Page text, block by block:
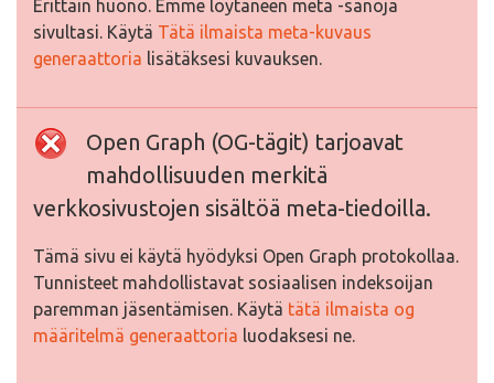
Erittäin huono. Emme löytäneen meta -sanoja
sivultasi. Käytä Tätä ilmaista meta-kuvaus
generaattoria lisätäksesi kuvauksen.
Open Graph (OG-tägit) tarjoavat
mahdollisuuden merkitä
verkkosivustojen sisältöä meta-tiedoilla.
Tämä sivu ei käytä hyödyksi Open Graph protokollaa.
Tunnisteet mahdollistavat sosiaalisen indeksoijan
paremman jäsentämisen. Käytä tätä ilmaista og
määritelmä generaattoria luodaksesi ne.